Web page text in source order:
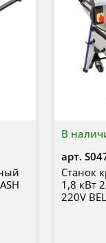
В
арт.
Станок
1,8 кВт
220V